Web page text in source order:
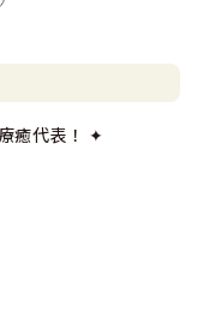
癒代表！ ✦